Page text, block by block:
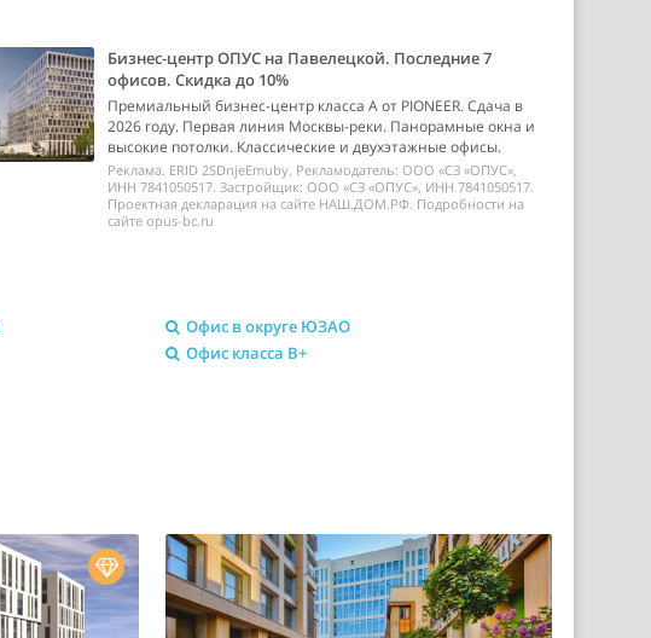
Бизнес-центр ОПУС на Павелецкой. Последние 7
офисов. Скидка до 10%
Премиальный бизнес-центр класса А от PIONEER. Сдача в
2026 году. Первая линия Москвы-реки. Панорамные окна и
высокие потолки. Классические и двухэтажные офисы.
Реклама. ERID 2SDnjeEmuby. Рекламодатель: ООО «СЗ «ОПУС»,
ИНН 7841050517. Застройщик: ООО «СЗ «ОПУС», ИНН 7841050517.
Проектная декларация на сайте НАШ.ДОМ.РФ. Подробности на
сайте opus-bc.ru
Офис в округе ЮЗАО
Офис класса B+